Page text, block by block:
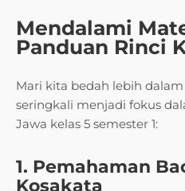
Mendalami
Panduan Rinci
Mari kita bedah lebih
seringkali menjadi fokus
Jawa kelas 5 semester 1:
1. Pemahaman
Kosakata